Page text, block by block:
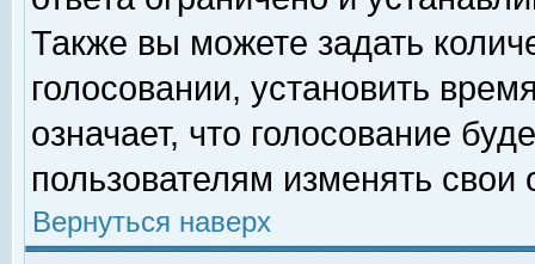
Также вы можете задать
голосовании, установить
означает, что голосование
пользователям изменять свои
Вернуться наверх